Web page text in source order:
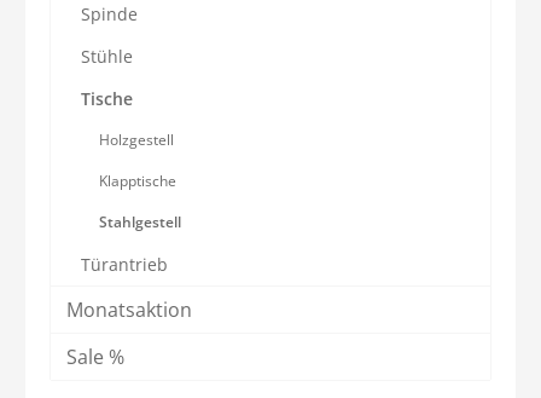
Spinde
Stühle
Tische
Holzgestell
Klapptische
Stahlgestell
Türantrieb
Monatsaktion
Sale %